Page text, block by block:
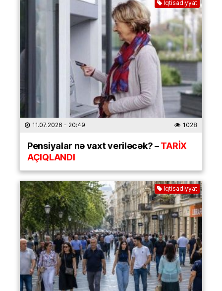
İqtisadiyyat
11.07.2026 - 20:49 1028
Pensiyalar nə vaxt veriləcək? –TARİX
AÇIQLANDI
İqtisadiyyat